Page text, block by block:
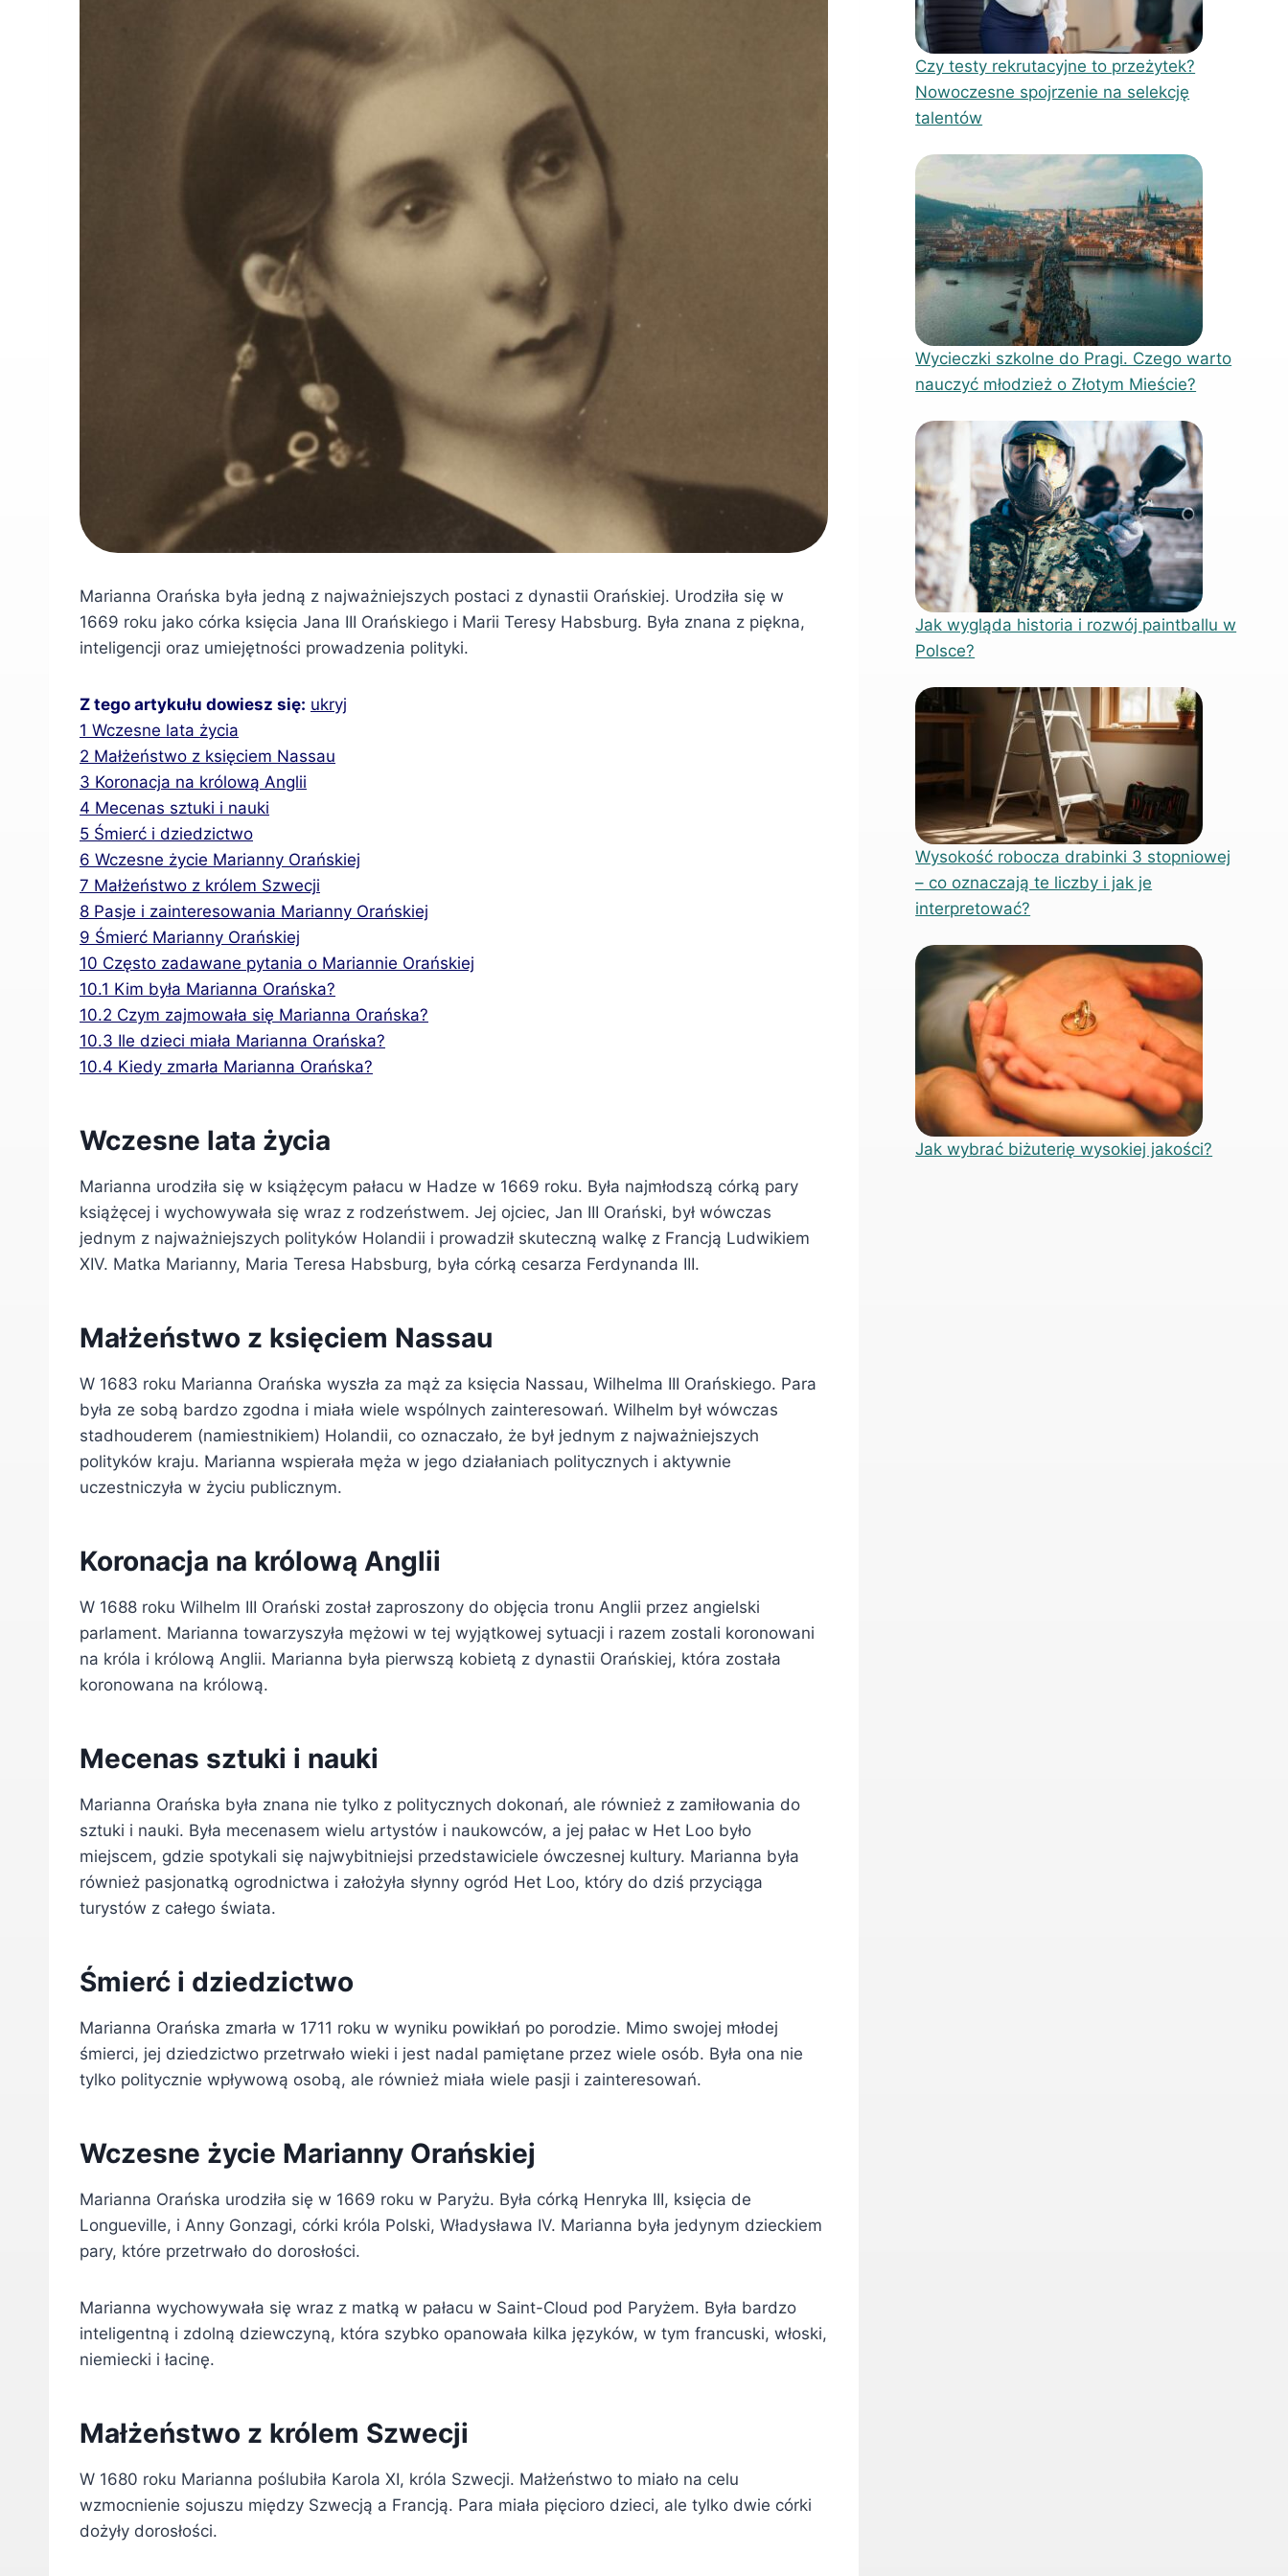
Marianna Orańska była jedną z najważniejszych postaci z dynastii Orańskiej. Urodziła się w
1669 roku jako córka księcia Jana III Orańskiego i Marii Teresy Habsburg. Była znana z piękna,
inteligencji oraz umiejętności prowadzenia polityki.
Z tego artykułu dowiesz się: ukryj
1 Wczesne lata życia
2 Małżeństwo z księciem Nassau
3 Koronacja na królową Anglii
4 Mecenas sztuki i nauki
5 Śmierć i dziedzictwo
6 Wczesne życie Marianny Orańskiej
7 Małżeństwo z królem Szwecji
8 Pasje i zainteresowania Marianny Orańskiej
9 Śmierć Marianny Orańskiej
10 Często zadawane pytania o Mariannie Orańskiej
10.1 Kim była Marianna Orańska?
10.2 Czym zajmowała się Marianna Orańska?
10.3 Ile dzieci miała Marianna Orańska?
10.4 Kiedy zmarła Marianna Orańska?
Wczesne lata życia
Marianna urodziła się w książęcym pałacu w Hadze w 1669 roku. Była najmłodszą córką pary
książęcej i wychowywała się wraz z rodzeństwem. Jej ojciec, Jan III Orański, był wówczas
jednym z najważniejszych polityków Holandii i prowadził skuteczną walkę z Francją Ludwikiem
XIV. Matka Marianny, Maria Teresa Habsburg, była córką cesarza Ferdynanda III.
Małżeństwo z księciem Nassau
W 1683 roku Marianna Orańska wyszła za mąż za księcia Nassau, Wilhelma III Orańskiego. Para
była ze sobą bardzo zgodna i miała wiele wspólnych zainteresowań. Wilhelm był wówczas
stadhouderem (namiestnikiem) Holandii, co oznaczało, że był jednym z najważniejszych
polityków kraju. Marianna wspierała męża w jego działaniach politycznych i aktywnie
uczestniczyła w życiu publicznym.
Koronacja na królową Anglii
W 1688 roku Wilhelm III Orański został zaproszony do objęcia tronu Anglii przez angielski
parlament. Marianna towarzyszyła mężowi w tej wyjątkowej sytuacji i razem zostali koronowani
na króla i królową Anglii. Marianna była pierwszą kobietą z dynastii Orańskiej, która została
koronowana na królową.
Mecenas sztuki i nauki
Marianna Orańska była znana nie tylko z politycznych dokonań, ale również z zamiłowania do
sztuki i nauki. Była mecenasem wielu artystów i naukowców, a jej pałac w Het Loo było
miejscem, gdzie spotykali się najwybitniejsi przedstawiciele ówczesnej kultury. Marianna była
również pasjonatką ogrodnictwa i założyła słynny ogród Het Loo, który do dziś przyciąga
turystów z całego świata.
Śmierć i dziedzictwo
Marianna Orańska zmarła w 1711 roku w wyniku powikłań po porodzie. Mimo swojej młodej
śmierci, jej dziedzictwo przetrwało wieki i jest nadal pamiętane przez wiele osób. Była ona nie
tylko politycznie wpływową osobą, ale również miała wiele pasji i zainteresowań.
Wczesne życie Marianny Orańskiej
Marianna Orańska urodziła się w 1669 roku w Paryżu. Była córką Henryka III, księcia de
Longueville, i Anny Gonzagi, córki króla Polski, Władysława IV. Marianna była jedynym dzieckiem
pary, które przetrwało do dorosłości.
Marianna wychowywała się wraz z matką w pałacu w Saint-Cloud pod Paryżem. Była bardzo
inteligentną i zdolną dziewczyną, która szybko opanowała kilka języków, w tym francuski, włoski,
niemiecki i łacinę.
Małżeństwo z królem Szwecji
W 1680 roku Marianna poślubiła Karola XI, króla Szwecji. Małżeństwo to miało na celu
wzmocnienie sojuszu między Szwecją a Francją. Para miała pięcioro dzieci, ale tylko dwie córki
dożyły dorosłości.
Czy testy rekrutacyjne to przeżytek?
Nowoczesne spojrzenie na selekcję
talentów
Wycieczki szkolne do Pragi. Czego warto
nauczyć młodzież o Złotym Mieście?
Jak wygląda historia i rozwój paintballu w
Polsce?
Wysokość robocza drabinki 3 stopniowej
– co oznaczają te liczby i jak je
interpretować?
Jak wybrać biżuterię wysokiej jakości?